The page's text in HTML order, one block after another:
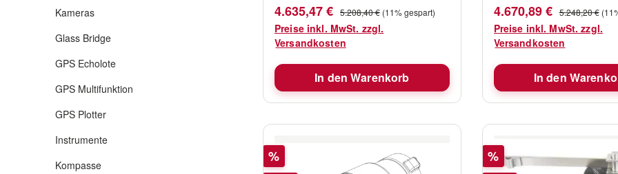
Kameras
Glass Bridge
GPS Echolote
GPS Multifunktion
GPS Plotter
Instrumente
Kompasse
https://www.lewmar.com/sites/defau
lt/files/Manual-
Constellation_Manual.pdf
Verkaufspreis:
4.635,47 € Regulärer Preis:
5.208,40 € (11% gespart)
Preise inkl. MwSt. zzgl.
Versandkosten
In den Warenkorb
Lieferumfang Direktantrieb
Leitstange M8-
Befestigungsschrauben
Unterlegscheiben und
Sicherungsmuttern Handbuch
https://
Verkaufspreis:
4.670,89 € Regulärer
5.248,20 €
Preise inkl. MwSt. zzgl.
Versandkosten
In den
Rabatt
%
Rabatt
%